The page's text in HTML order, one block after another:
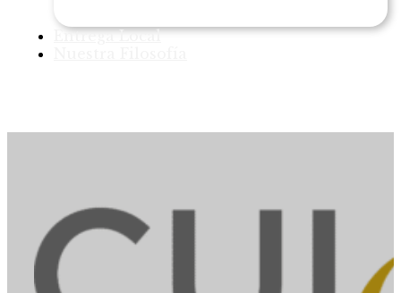
Entrega Local